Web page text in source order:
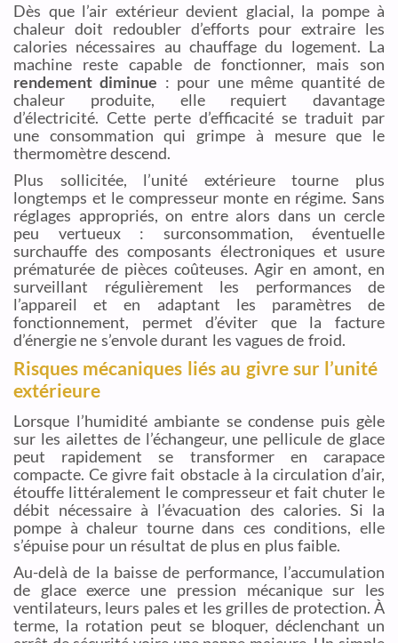
Dès que l’air extérieur devient glacial, la pompe à
chaleur doit redoubler d’efforts pour extraire les
calories nécessaires au chauffage du logement. La
machine reste capable de fonctionner, mais son
rendement diminue : pour une même quantité de
chaleur produite, elle requiert davantage
d’électricité. Cette perte d’efficacité se traduit par
une consommation qui grimpe à mesure que le
thermomètre descend.
Plus sollicitée, l’unité extérieure tourne plus
longtemps et le compresseur monte en régime. Sans
réglages appropriés, on entre alors dans un cercle
peu vertueux : surconsommation, éventuelle
surchauffe des composants électroniques et usure
prématurée de pièces coûteuses. Agir en amont, en
surveillant régulièrement les performances de
l’appareil et en adaptant les paramètres de
fonctionnement, permet d’éviter que la facture
d’énergie ne s’envole durant les vagues de froid.
Risques mécaniques liés au givre sur l’unité
extérieure
Lorsque l’humidité ambiante se condense puis gèle
sur les ailettes de l’échangeur, une pellicule de glace
peut rapidement se transformer en carapace
compacte. Ce givre fait obstacle à la circulation d’air,
étouffe littéralement le compresseur et fait chuter le
débit nécessaire à l’évacuation des calories. Si la
pompe à chaleur tourne dans ces conditions, elle
s’épuise pour un résultat de plus en plus faible.
Au-delà de la baisse de performance, l’accumulation
de glace exerce une pression mécanique sur les
ventilateurs, leurs pales et les grilles de protection. À
terme, la rotation peut se bloquer, déclenchant un